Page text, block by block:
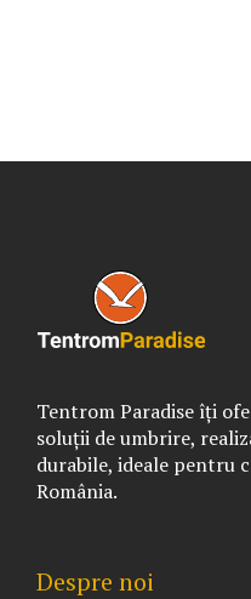
Tentrom Paradise îți
soluții de umbrire,
durabile, ideale pentru
România.
Despre noi